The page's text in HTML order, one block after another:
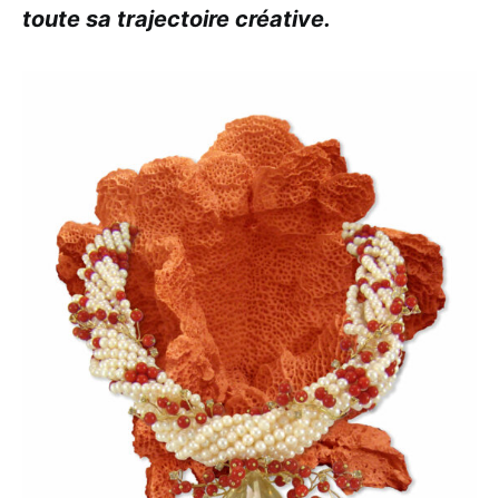
toute sa trajectoire créative.